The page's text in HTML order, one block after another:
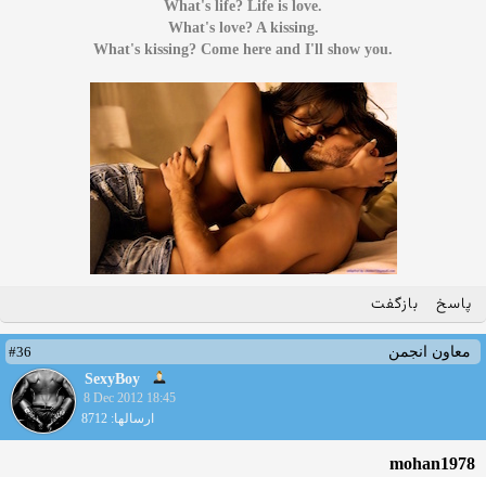
.What's life? Life is love
.What's love? A kissing
.What's kissing? Come here and I'll show you
پاسخ بازگفت
معاون انجمن
#36
SexyBoy
8 Dec 2012 18:45
ارسالها: 8712
mohan1978